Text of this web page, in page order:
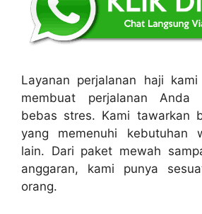
Layanan perjalanan haji
membuat perjalanan Anda
bebas stres. Kami tawarkan
yang memenuhi kebutuhan
lain. Dari paket mewah
anggaran, kami punya
orang.